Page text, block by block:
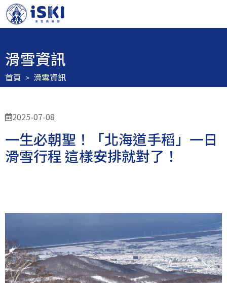
滑雪資訊
首頁 滑雪資訊
2025-07-08
一生必朝聖！「北海道手稻」一日
滑雪行程 這樣安排就對了！